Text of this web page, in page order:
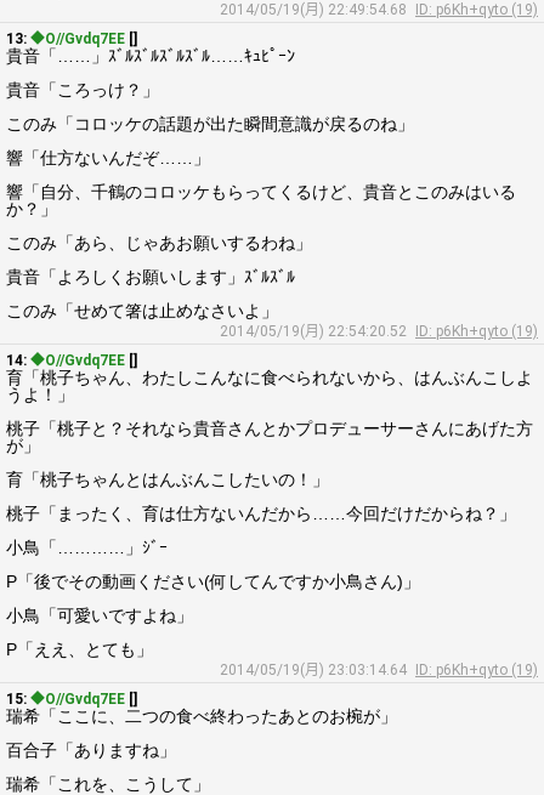
2014/05/19(月) 22:49:54.68
ID: p6Kh+qyto (19)
13: ◆O//Gvdq7EE []
貴音「……」ｽﾞﾙｽﾞﾙｽﾞﾙｽﾞﾙ……ｷｭﾋﾟｰﾝ
貴音「ころっけ？」
このみ「コロッケの話題が出た瞬間意識が戻るのね」
響「仕方ないんだぞ……」
響「自分、千鶴のコロッケもらってくるけど、貴音とこのみはいる
か？」
このみ「あら、じゃあお願いするわね」
貴音「よろしくお願いします」ｽﾞﾙｽﾞﾙ
このみ「せめて箸は止めなさいよ」
2014/05/19(月) 22:54:20.52
ID: p6Kh+qyto (19)
14: ◆O//Gvdq7EE []
育「桃子ちゃん、わたしこんなに食べられないから、はんぶんこしよ
うよ！」
桃子「桃子と？それなら貴音さんとかプロデューサーさんにあげた方
が」
育「桃子ちゃんとはんぶんこしたいの！」
桃子「まったく、育は仕方ないんだから……今回だけだからね？」
小鳥「…………」ｼﾞｰ
P「後でその動画ください(何してんですか小鳥さん)」
小鳥「可愛いですよね」
P「ええ、とても」
2014/05/19(月) 23:03:14.64
ID: p6Kh+qyto (19)
15: ◆O//Gvdq7EE []
瑞希「ここに、二つの食べ終わったあとのお椀が」
百合子「ありますね」
瑞希「これを、こうして」